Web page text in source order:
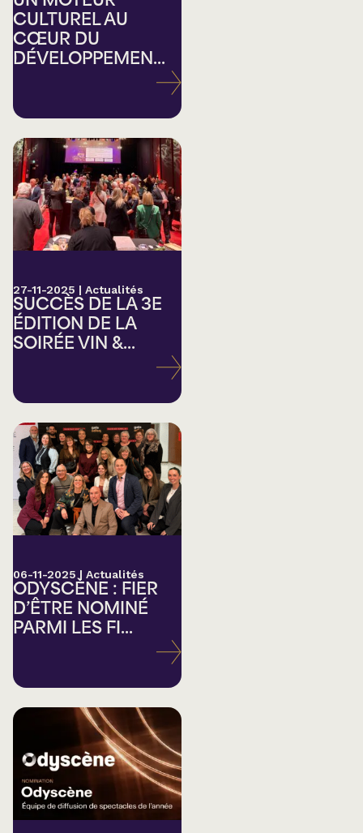
CULTUREL AU
CŒUR DU
DÉVELOPPEMEN...
27-11-2025 | Actualités
SUCCÈS DE LA 3E
ÉDITION DE LA
SOIRÉE VIN &...
06-11-2025 | Actualités
ODYSCÈNE : FIER
D’ÊTRE NOMINÉ
PARMI LES FI...